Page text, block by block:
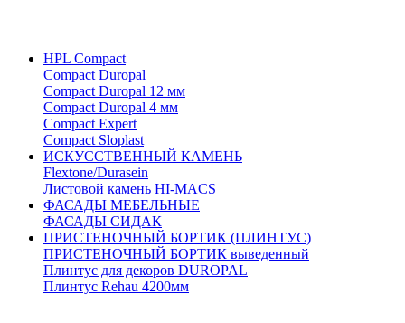
HPL Compact
Compact Duropal
Compact Duropal 12 мм
Compact Duropal 4 мм
Compact Expert
Compact Sloplast
ИСКУССТВЕННЫЙ КАМЕНЬ
Flextone/Durasein
Листовой камень HI-MACS
ФАСАДЫ МЕБЕЛЬНЫЕ
ФАСАДЫ СИДАК
ПРИСТЕНОЧНЫЙ БОРТИК (ПЛИНТУС)
ПРИСТЕНОЧНЫЙ БОРТИК выведенный
Плинтус для декоров DUROPAL
Плинтус Rehau 4200мм